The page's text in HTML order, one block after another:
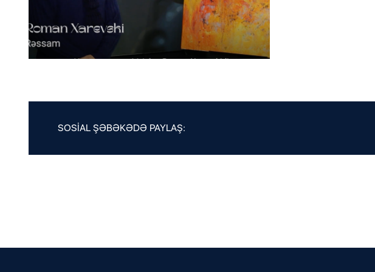
SOSİAL ŞƏBƏKƏDƏ PAYLAŞ: